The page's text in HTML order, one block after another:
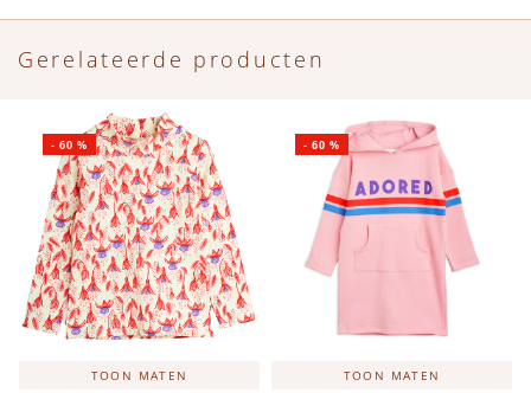
Gerelateerde producten
TOON MATEN
-60 %
TOON MATEN
-60 %